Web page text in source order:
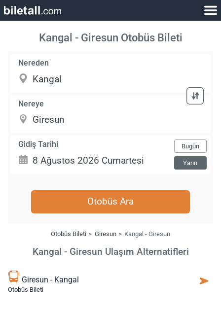
Kangal - Giresun Otobüs Bileti
Nereden
Nereye
Gidiş Tarihi Bugün
Yarın
Otobüs Ara
Otobüs Bileti Giresun Kangal - Giresun
Kangal - Giresun Ulaşım Alternatifleri
Giresun - Kangal
Otobüs Bileti